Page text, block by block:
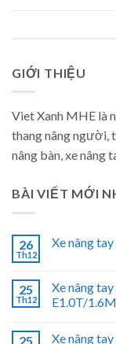
GIỚI THIỆU
Viet Xanh MHE là
thang nâng người,
nâng bàn, xe nâng
BÀI VIẾT MỚI
26
Th12
Xe nâng
25
Th12
Xe nâng
E1.0T/
25 Xe nâng